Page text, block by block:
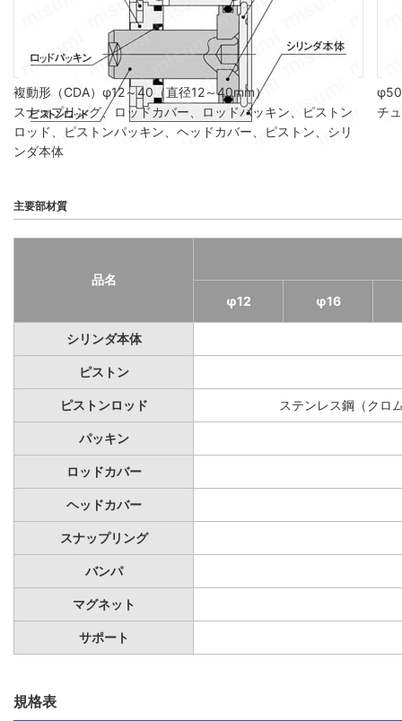
複動形（CDA）φ12～40（直径12～40mm）
スナップリング、ロッドカバー、ロッドパッキン、ピストン
ロッド、ピストンパッキン、ヘッドカバー、ピストン、シリ
ンダ本体
φ50
チ
主要部材質
品名
φ12
φ16
シリンダ本体
ピストン
ピストンロッド ステンレス鋼（クロ
パッキン
ロッドカバー
ヘッドカバー
スナップリング
バンパ
マグネット
サポート
規格表